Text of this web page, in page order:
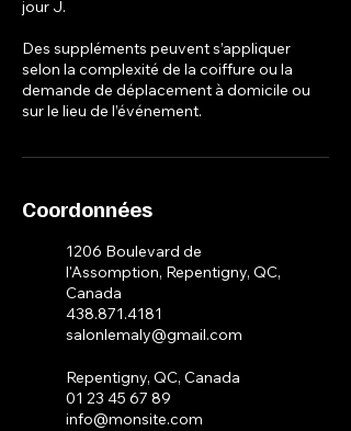
jour J.
Des suppléments peuvent s’appliquer
selon la complexité de la coiffure ou la
demande de déplacement à domicile ou
sur le lieu de l’événement.
Coordonnées
1206 Boulevard de
l'Assomption, Repentigny, QC,
Canada
438.871.4181
salonlemaly@gmail.com
Repentigny, QC, Canada
01 23 45 67 89
info@monsite.com